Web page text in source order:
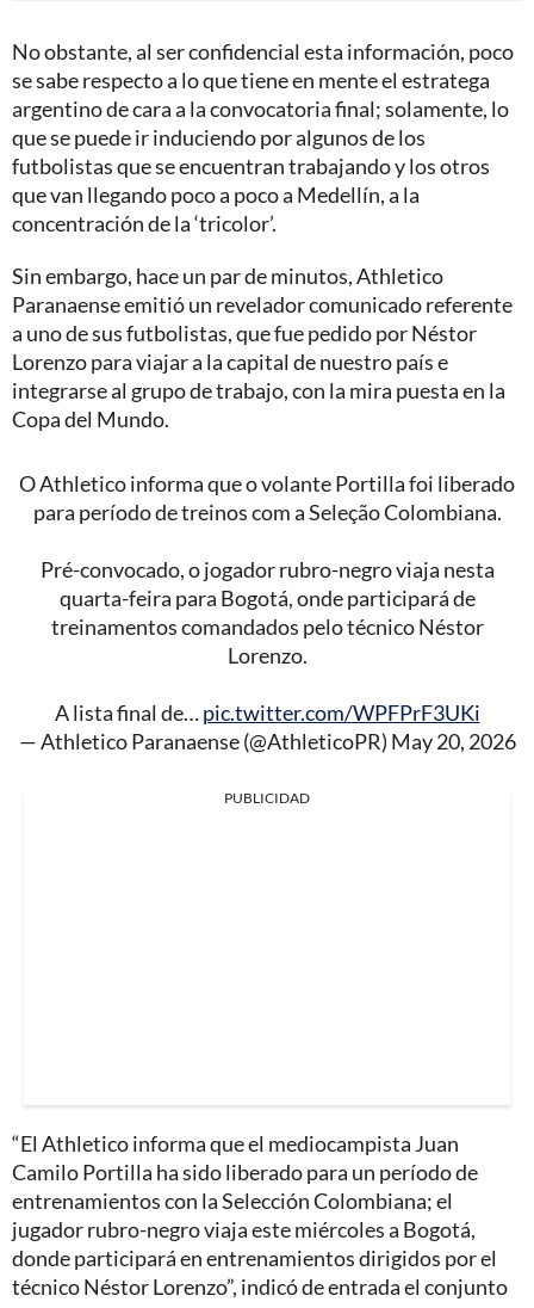
No obstante, al ser confidencial esta información, poco
se sabe respecto a lo que tiene en mente el estratega
argentino de cara a la convocatoria final; solamente, lo
que se puede ir induciendo por algunos de los
futbolistas que se encuentran trabajando y los otros
que van llegando poco a poco a Medellín, a la
concentración de la ‘tricolor’.
Sin embargo, hace un par de minutos, Athletico
Paranaense emitió un revelador comunicado referente
a uno de sus futbolistas, que fue pedido por Néstor
Lorenzo para viajar a la capital de nuestro país e
integrarse al grupo de trabajo, con la mira puesta en la
Copa del Mundo.
O Athletico informa que o volante Portilla foi liberado
para período de treinos com a Seleção Colombiana.
Pré-convocado, o jogador rubro-negro viaja nesta
quarta-feira para Bogotá, onde participará de
treinamentos comandados pelo técnico Néstor
Lorenzo.
A lista final de…pic.twitter.com/WPFPrF3UKi
— Athletico Paranaense (@AthleticoPR) May 20, 2026
PUBLICIDAD
“El Athletico informa que el mediocampista Juan
Camilo Portilla ha sido liberado para un período de
entrenamientos con la Selección Colombiana; el
jugador rubro-negro viaja este miércoles a Bogotá,
donde participará en entrenamientos dirigidos por el
técnico Néstor Lorenzo”, indicó de entrada el conjunto